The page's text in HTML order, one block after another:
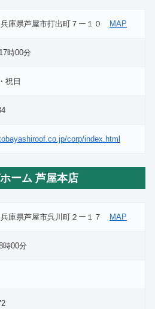
庫県芦屋市打出町７ー１０ MAP
時00分
祝日
corp/index.html
ーム 芦屋本店
庫県芦屋市呉川町２ー１７ MAP
時00分